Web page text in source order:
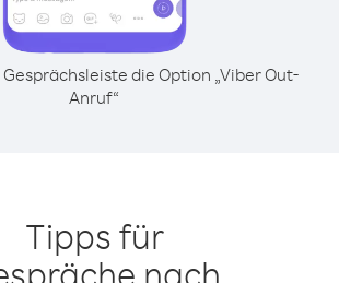
die Option „Viber Out-
Anruf“
Tipps für
nach